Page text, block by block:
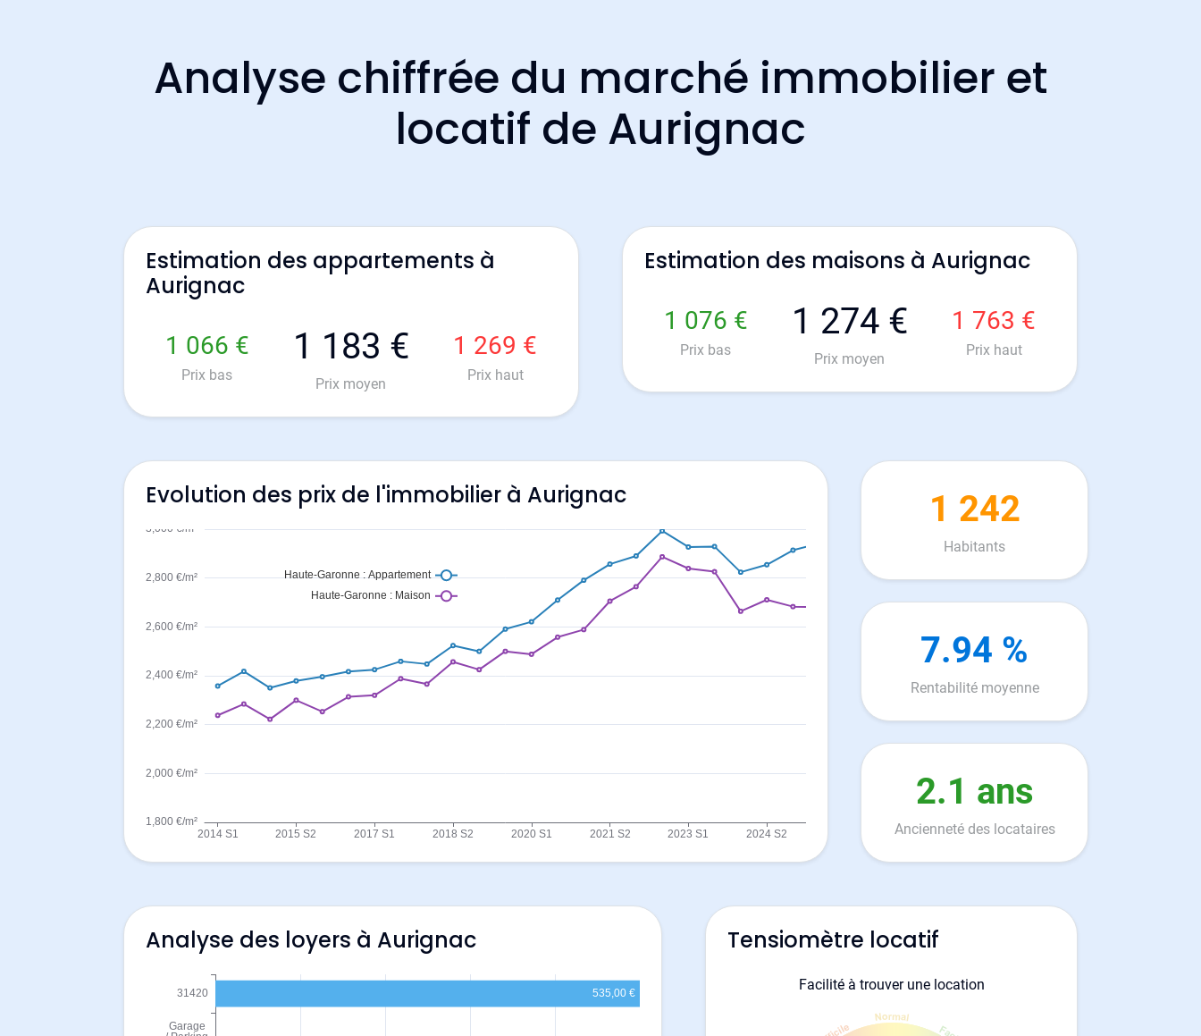
Analyse chiffrée du marché immobilier et
locatif de Aurignac
Estimation des appartements à
Aurignac
1 066 €
Prix bas
1 183 €
Prix moyen
1 269 €
Prix haut
Estimation des maisons à Aurignac
1 076 €
Prix bas
1 274 €
Prix moyen
1 763 €
Prix haut
Evolution des prix de l'immobilier à Aurignac 1 242
Habitants
7.94 %
Rentabilité moyenne
2.1 ans
Ancienneté des locataires
Analyse des loyers à Aurignac Tensiomètre locatif
Facilité à trouver une location